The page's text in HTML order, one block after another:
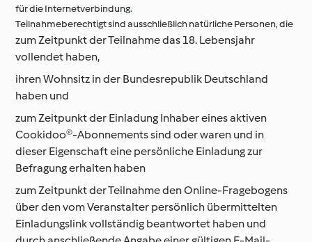
für die Internetverbindung.
Teilnahmeberechtigt sind ausschließlich natürliche Personen, die
zum Zeitpunkt der Teilnahme das 18. Lebensjahr
vollendet haben,
ihren Wohnsitz in der Bundesrepublik Deutschland
haben und
zum Zeitpunkt der Einladung Inhaber eines aktiven
Cookidoo®-Abonnements sind oder waren und in
dieser Eigenschaft eine persönliche Einladung zur
Befragung erhalten haben
zum Zeitpunkt der Teilnahme den Online-Fragebogens
über den vom Veranstalter persönlich übermittelten
Einladungslink vollständig beantwortet haben und